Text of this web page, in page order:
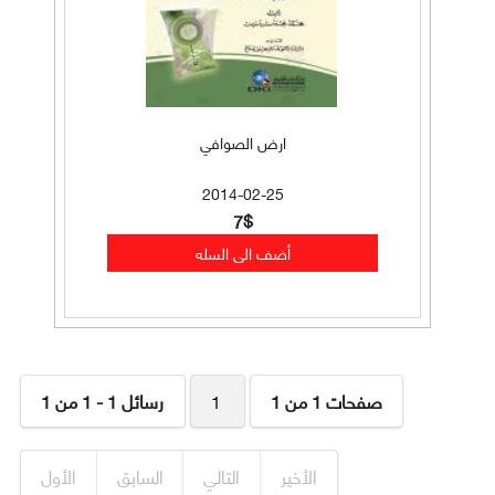
ارض الصوافي
2014-02-25
7$
رسائل 1 - 1 من 1 1 صفحات 1 من 1
الأول السابق التالي الأخير